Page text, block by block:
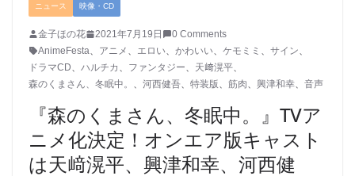
ニュース 映像・CD
金子ほの花 2021年7月19日
0 Comments
AnimeFesta
アニメ エロい かわいい ケモミミ サイン
ドラマCD
ハルチカ ファンタジー 天﨑滉平
森のくまさん、冬眠中。
河西健吾 特装版 筋肉 興津和幸 音声
​『森のくまさん、冬眠中。』TVア
ニメ化決定！オンエア版キャスト
は天﨑滉平、興津和幸、河西健